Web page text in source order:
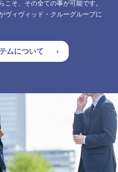
こそ、その全ての事が可能です。
ヴィヴィッド・クルーグループに
ムについて ›